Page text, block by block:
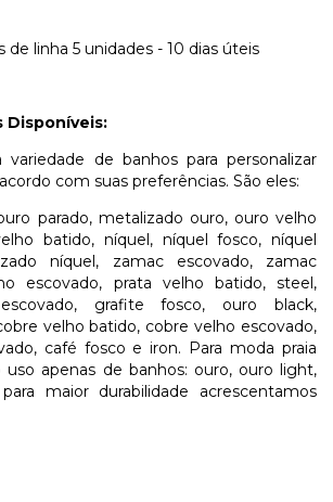
de linha 5 unidades - 10 dias úteis
Disponíveis:
variedade de banhos para personalizar
com suas preferências. São eles:
parado, metalizado ouro, ouro velho
batido, níquel, níquel fosco, níquel
níquel, zamac escovado, zamac
escovado, prata velho batido, steel,
grafite fosco, ouro black,
velho batido, cobre velho escovado,
café fosco e iron. Para moda praia
apenas de banhos: ouro, ouro light,
maior durabilidade acrescentamos